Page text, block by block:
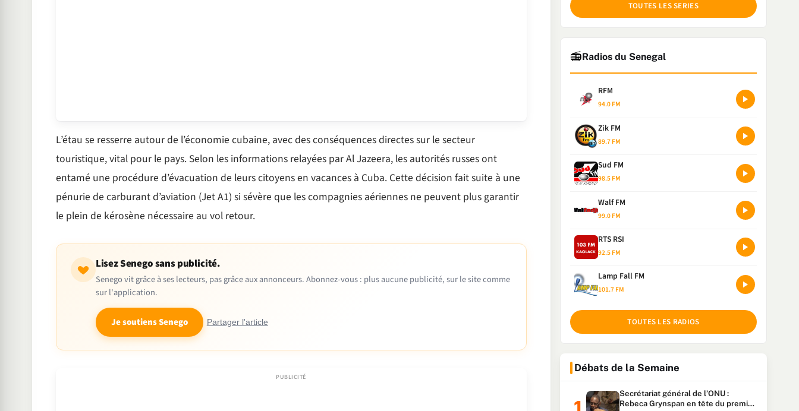
L’étau se resserre autour de l’économie cubaine, avec des conséquences directes sur le secteur
touristique, vital pour le pays. Selon les informations relayées par Al Jazeera, les autorités russes ont
entamé une procédure d’évacuation de leurs citoyens en vacances à Cuba. Cette décision fait suite à une
pénurie de carburant d’aviation (Jet A1) si sévère que les compagnies aériennes ne peuvent plus garantir
le plein de kérosène nécessaire au vol retour.
Lisez Senego sans publicité.
Senego vit grâce à ses lecteurs, pas grâce aux annonceurs. Abonnez-vous : plus aucune publicité, sur le site comme
sur l'application.
Je soutiens Senego Partager l'article
TOUTES LES SERIES
📻Radios du Senegal
RFM
94.0 FM
Zik FM
89.7 FM
Sud FM
98.5 FM
Walf FM
99.0 FM
RTS RSI
92.5 FM
Lamp Fall FM
101.7 FM
TOUTES LES RADIOS
Débats de la Semaine
Secrétariat général de l’ONU :
Rebeca Grynspan en tête du premier